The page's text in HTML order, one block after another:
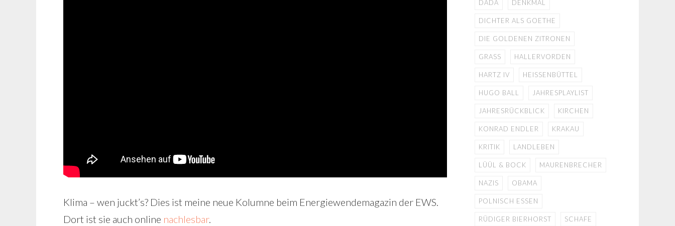
Klima – wen juckt’s? Dies ist meine neue Kolumne beim Energiewendemagazin der EWS.
Dort ist sie auch online nachlesbar.
DADA DENKMAL
DICHTER ALS GOETHE
DIE GOLDENEN ZITRONEN
GRASS HALLERVORDEN
HARTZ IV HEISSENBÜTTEL
HUGO BALL JAHRESPLAYLIST
JAHRESRÜCKBLICK KIRCHEN
KONRAD ENDLER KRAKAU
KRITIK LANDLEBEN
LÜÜL & BOCK MAURENBRECHER
NAZIS OBAMA
POLNISCH ESSEN
RÜDIGER BIERHORST SCHAFE